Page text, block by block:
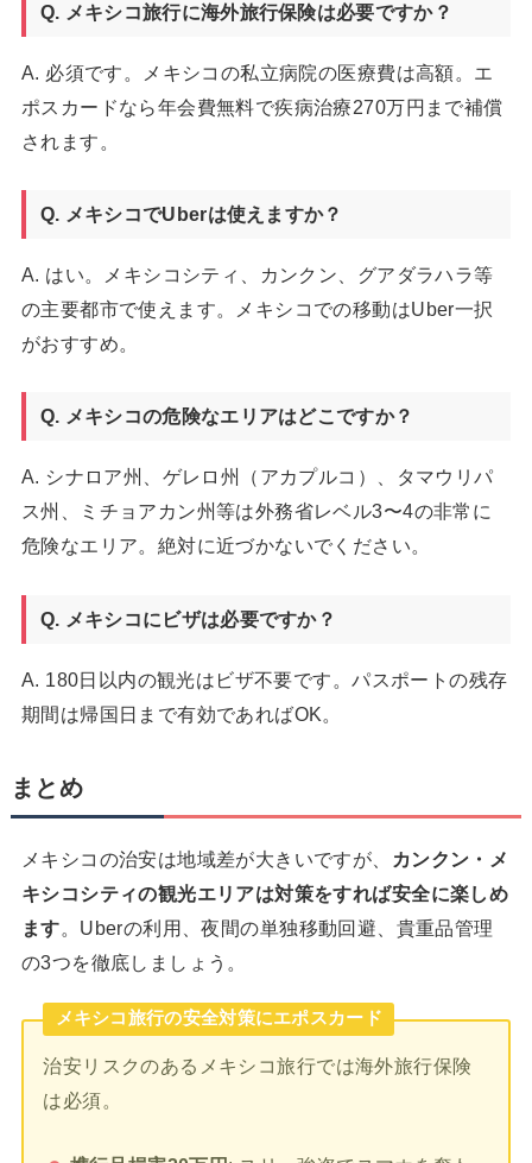
Q. メキシコ旅行に海外旅行保険は必要ですか？
A. 必須です。メキシコの私立病院の医療費は高額。エ
ポスカードなら年会費無料で疾病治療270万円まで補償
されます。
Q. メキシコでUberは使えますか？
A. はい。メキシコシティ、カンクン、グアダラハラ等
の主要都市で使えます。メキシコでの移動はUber一択
がおすすめ。
Q. メキシコの危険なエリアはどこですか？
A. シナロア州、ゲレロ州（アカプルコ）、タマウリパ
ス州、ミチョアカン州等は外務省レベル3〜4の非常に
危険なエリア。絶対に近づかないでください。
Q. メキシコにビザは必要ですか？
A. 180日以内の観光はビザ不要です。パスポートの残存
期間は帰国日まで有効であればOK。
まとめ
メキシコの治安は地域差が大きいですが、
カンクン・メ
キシコシティの観光エリアは対策をすれば安全に楽しめ
ます。Uberの利用、夜間の単独移動回避、貴重品管理
の3つを徹底しましょう。
メキシコ旅行の安全対策にエポスカード
治安リスクのあるメキシコ旅行では海外旅行保険
は必須。